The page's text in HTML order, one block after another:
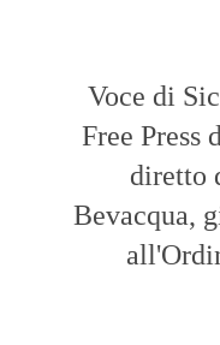
Voce di
Free Press
diretto
Bevacqua,